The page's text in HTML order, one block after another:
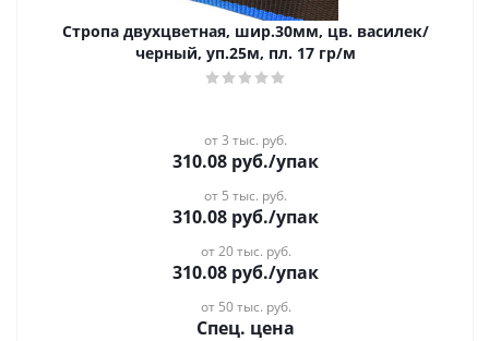
Стропа двухцветная, шир.30мм, цв. василек/
черный, уп.25м, пл. 17 гр/м
от 3 тыс. руб.
310.08 руб./упак
от 5 тыс. руб.
310.08 руб./упак
от 20 тыс. руб.
310.08 руб./упак
от 50 тыс. руб.
Спец. цена